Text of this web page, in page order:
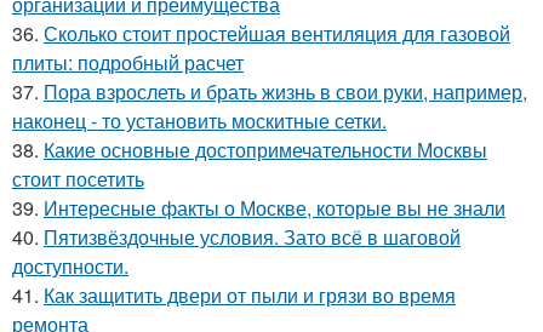
36. Сколько стоит простейшая вентиляция для газовой
плиты: подробный расчет
37. Пора взрослеть и брать жизнь в свои руки, например,
наконец - то установить москитные сетки.
38. Какие основные достопримечательности Москвы
стоит посетить
39. Интересные факты о Москве, которые вы не знали
40. Пятизвёздочные условия. Зато всё в шаговой
доступности.
41. Как защитить двери от пыли и грязи во время
ремонта